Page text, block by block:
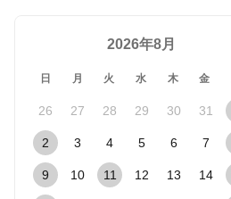
2026年8月
日 月 火 水 木 金
26 27 28 29 30 31
2 3 4 5 6 7
9 10 11 12 13 14